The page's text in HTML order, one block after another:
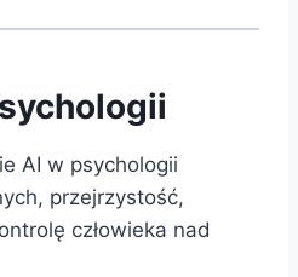
AI w psychologii
przejrzystość,
człowieka nad